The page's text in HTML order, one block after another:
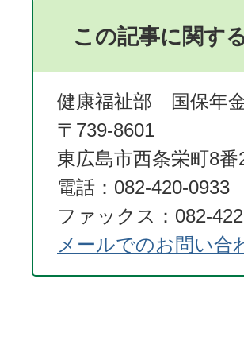
この記事に関す
健康福祉部 国保年
〒739-8601
東広島市西条栄町8
電話：082-420-0933
ファックス：082-
メールでのお問い合